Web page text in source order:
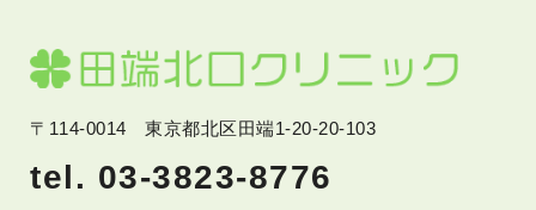
〒114-0014 東京都北区田端1-20-20-103
tel. 03-3823-8776